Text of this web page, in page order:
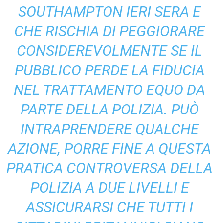
SOUTHAMPTON IERI SERA E
CHE RISCHIA DI PEGGIORARE
CONSIDEREVOLMENTE SE IL
PUBBLICO PERDE LA FIDUCIA
NEL TRATTAMENTO EQUO DA
PARTE DELLA POLIZIA. PUÒ
INTRAPRENDERE QUALCHE
AZIONE, PORRE FINE A QUESTA
PRATICA CONTROVERSA DELLA
POLIZIA A DUE LIVELLI E
ASSICURARSI CHE TUTTI I